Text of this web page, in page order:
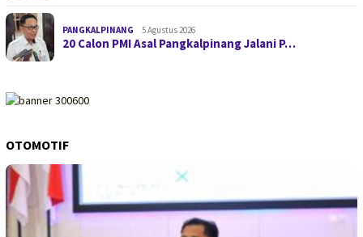
PANGKALPINANG 5 Agustus 2026
20 Calon PMI Asal Pangkalpinang Jalani P…
OTOMOTIF